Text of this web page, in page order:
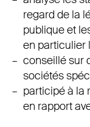
regard de la
publique et
en particulier
conseillé sur
sociétés
participé à la
en rapport